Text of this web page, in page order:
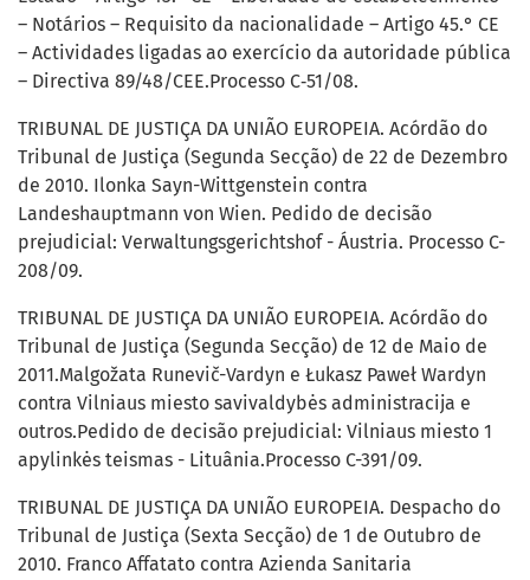
– Notários – Requisito da nacionalidade – Artigo 45.° CE
– Actividades ligadas ao exercício da autoridade pública
– Directiva 89/48/CEE.Processo C‑51/08.
TRIBUNAL DE JUSTIÇA DA UNIÃO EUROPEIA. Acórdão do
Tribunal de Justiça (Segunda Secção) de 22 de Dezembro
de 2010. Ilonka Sayn-Wittgenstein contra
Landeshauptmann von Wien. Pedido de decisão
prejudicial: Verwaltungsgerichtshof - Áustria. Processo C-
208/09.
TRIBUNAL DE JUSTIÇA DA UNIÃO EUROPEIA. Acórdão do
Tribunal de Justiça (Segunda Secção) de 12 de Maio de
2011.Malgožata Runevič-Vardyn e Łukasz Paweł Wardyn
contra Vilniaus miesto savivaldybės administracija e
outros.Pedido de decisão prejudicial: Vilniaus miesto 1
apylinkės teismas - Lituânia.Processo C-391/09.
TRIBUNAL DE JUSTIÇA DA UNIÃO EUROPEIA. Despacho do
Tribunal de Justiça (Sexta Secção) de 1 de Outubro de
2010. Franco Affatato contra Azienda Sanitaria